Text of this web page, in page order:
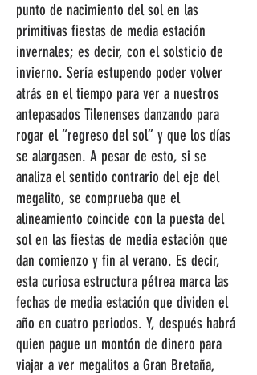
punto de nacimiento del sol en las
primitivas fiestas de media estación
invernales; es decir, con el solsticio de
invierno. Sería estupendo poder volver
atrás en el tiempo para ver a nuestros
antepasados Tilenenses danzando para
rogar el “regreso del sol” y que los días
se alargasen. A pesar de esto, si se
analiza el sentido contrario del eje del
megalito, se comprueba que el
alineamiento coincide con la puesta del
sol en las fiestas de media estación que
dan comienzo y fin al verano. Es decir,
esta curiosa estructura pétrea marca las
fechas de media estación que dividen el
año en cuatro periodos. Y, después habrá
quien pague un montón de dinero para
viajar a ver megalitos a Gran Bretaña,